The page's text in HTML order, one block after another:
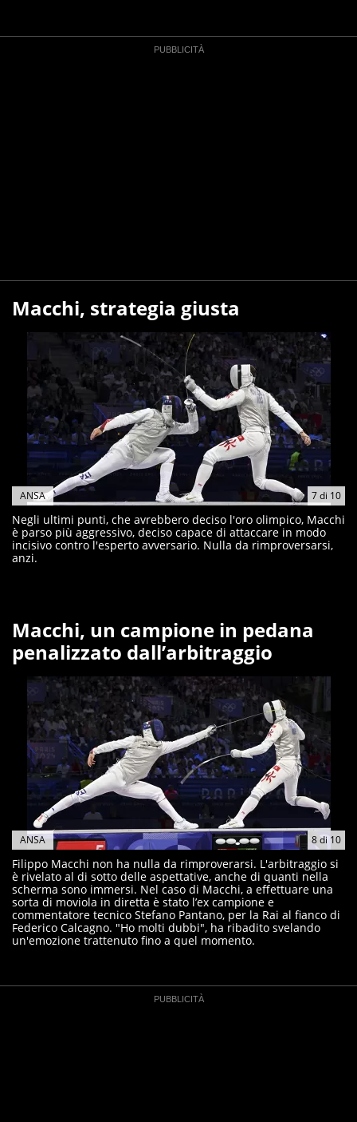
Macchi, strategia giusta
7di 10
ANSA
Negli ultimi punti, che avrebbero deciso l'oro olimpico, Macchi
è parso più aggressivo, deciso capace di attaccare in modo
incisivo contro l'esperto avversario. Nulla da rimproversarsi,
anzi.
Macchi, un campione in pedana
penalizzato dall’arbitraggio
8di10
ANSA
Filippo Macchi non ha nulla da rimproverarsi. L'arbitraggio si
è rivelato al di sotto delle aspettative, anche di quanti nella
scherma sono immersi. Nel caso di Macchi, a effettuare una
sorta di moviola in diretta è stato l’ex campione e
commentatore tecnico Stefano Pantano, per la Rai al fianco di
Federico Calcagno. "Ho molti dubbi", ha ribadito svelando
un'emozione trattenuto fino a quel momento.